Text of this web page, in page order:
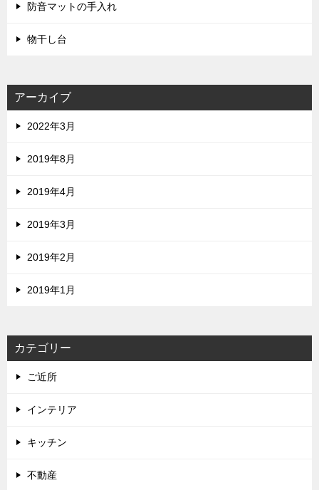
防音マットの手入れ
物干し台
アーカイブ
2022年3月
2019年8月
2019年4月
2019年3月
2019年2月
2019年1月
カテゴリー
ご近所
インテリア
キッチン
不動産